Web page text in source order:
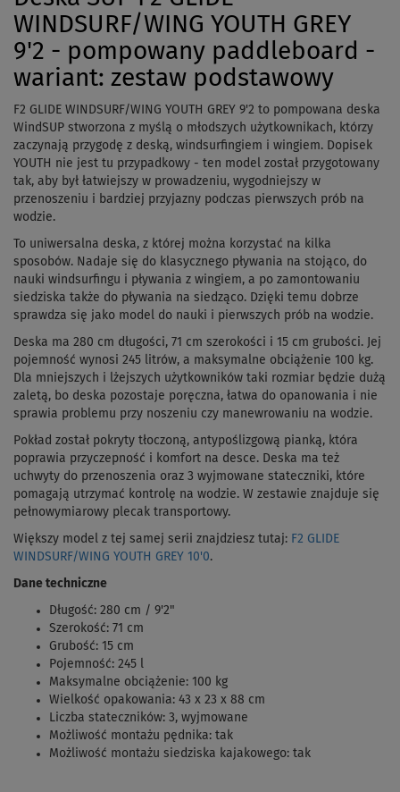
WINDSURF/WING YOUTH GREY
9'2 - pompowany paddleboard -
wariant: zestaw podstawowy
F2 GLIDE WINDSURF/WING YOUTH GREY 9'2 to pompowana deska
WindSUP stworzona z myślą o młodszych użytkownikach, którzy
zaczynają przygodę z deską, windsurfingiem i wingiem. Dopisek
YOUTH nie jest tu przypadkowy - ten model został przygotowany
tak, aby był łatwiejszy w prowadzeniu, wygodniejszy w
przenoszeniu i bardziej przyjazny podczas pierwszych prób na
wodzie.
To uniwersalna deska, z której można korzystać na kilka
sposobów. Nadaje się do klasycznego pływania na stojąco, do
nauki windsurfingu i pływania z wingiem, a po zamontowaniu
siedziska także do pływania na siedząco. Dzięki temu dobrze
sprawdza się jako model do nauki i pierwszych prób na wodzie.
Deska ma 280 cm długości, 71 cm szerokości i 15 cm grubości. Jej
pojemność wynosi 245 litrów, a maksymalne obciążenie 100 kg.
Dla mniejszych i lżejszych użytkowników taki rozmiar będzie dużą
zaletą, bo deska pozostaje poręczna, łatwa do opanowania i nie
sprawia problemu przy noszeniu czy manewrowaniu na wodzie.
Pokład został pokryty tłoczoną, antypoślizgową pianką, która
poprawia przyczepność i komfort na desce. Deska ma też
uchwyty do przenoszenia oraz 3 wyjmowane stateczniki, które
pomagają utrzymać kontrolę na wodzie. W zestawie znajduje się
pełnowymiarowy plecak transportowy.
Większy model z tej samej serii znajdziesz tutaj: F2 GLIDE
WINDSURF/WING YOUTH GREY 10'0.
Dane techniczne
Długość: 280 cm / 9'2"
Szerokość: 71 cm
Grubość: 15 cm
Pojemność: 245 l
Maksymalne obciążenie: 100 kg
Wielkość opakowania: 43 x 23 x 88 cm
Liczba stateczników: 3, wyjmowane
Możliwość montażu pędnika: tak
Możliwość montażu siedziska kajakowego: tak